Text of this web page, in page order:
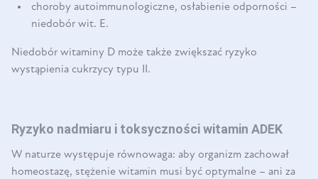
choroby autoimmunologiczne, osłabienie odporności –
niedobór wit. E.
Niedobór witaminy D może także zwiększać ryzyko
wystąpienia cukrzycy typu II.
Ryzyko nadmiaru i toksyczności witamin ADEK
W naturze występuje równowaga: aby organizm zachował
homeostazę, stężenie witamin musi być optymalne – ani za